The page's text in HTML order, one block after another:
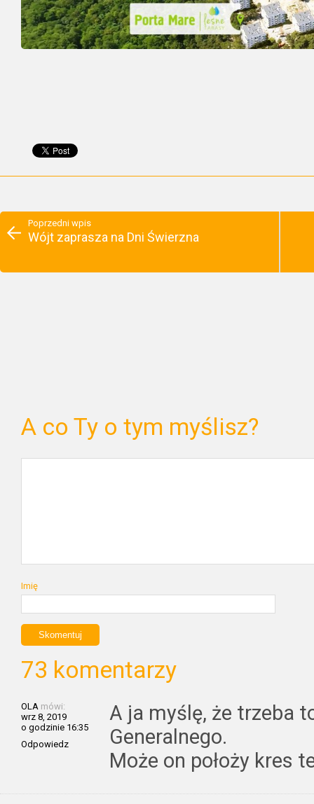
Poprzedni wpis
Wójt zaprasza na Dni Świerzna
A co Ty o tym myślisz?
Imię
73 komentarzy
OLA mówi:
wrz 8, 2019
o godzinie 16:35
Odpowiedz
A ja myślę, że trzeba
Generalnego.
Może on położy kres